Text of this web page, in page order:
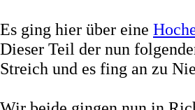
Es ging hier über eine
Dieser Teil der nun
Streich und es fing an zu